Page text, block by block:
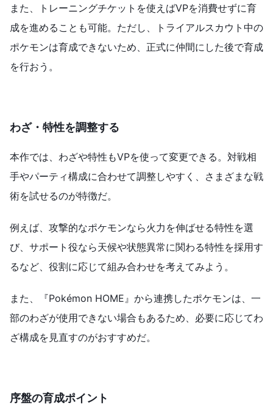
また、トレーニングチケットを使えばVPを消費せずに育
成を進めることも可能。ただし、トライアルスカウト中の
ポケモンは育成できないため、正式に仲間にした後で育成
を行おう。
わざ・特性を調整する
本作では、わざや特性もVPを使って変更できる。対戦相
手やパーティ構成に合わせて調整しやすく、さまざまな戦
術を試せるのが特徴だ。
例えば、攻撃的なポケモンなら火力を伸ばせる特性を選
び、サポート役なら天候や状態異常に関わる特性を採用す
るなど、役割に応じて組み合わせを考えてみよう。
また、『Pokémon HOME』から連携したポケモンは、一
部のわざが使用できない場合もあるため、必要に応じてわ
ざ構成を見直すのがおすすめだ。
序盤の育成ポイント